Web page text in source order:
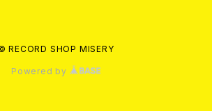
RECORD SHOP MISERY
Powered by